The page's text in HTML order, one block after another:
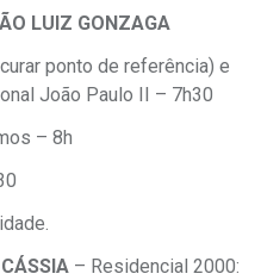
LUIZ GONZAGA
ponto de referência) e
João Paulo II – 7h30
– 8h
– Residencial 2000: